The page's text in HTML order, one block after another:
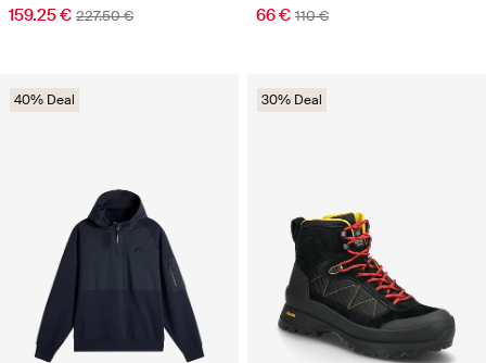
159.25 € 227.50 € 66 € 110 €
40% Deal 30% Deal